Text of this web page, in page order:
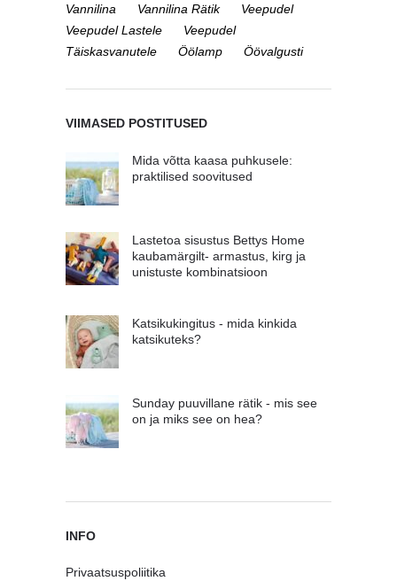
Vannilina
Vannilina Rätik
Veepudel
Veepudel Lastele
Veepudel
Täiskasvanutele
Öölamp Öövalgusti
VIIMASED POSTITUSED
Mida võtta kaasa puhkusele:
praktilised soovitused
Lastetoa sisustus Bettys Home
kaubamärgilt- armastus, kirg ja
unistuste kombinatsioon
Katsikukingitus - mida kinkida
katsikuteks?
Sunday puuvillane rätik - mis see
on ja miks see on hea?
INFO
Privaatsuspoliitika